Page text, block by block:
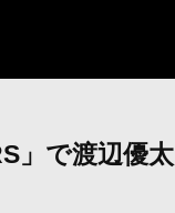
で渡辺優